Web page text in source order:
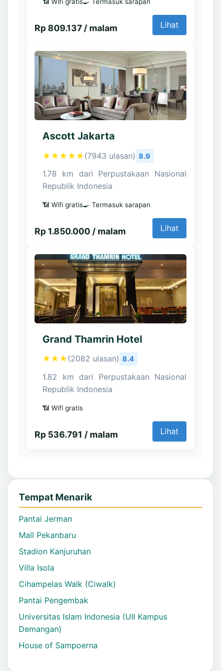
📶 Wifi gratis🍳 Termasuk sarapan
Rp 809.137 / malam Lihat
Ascott Jakarta
★★★★★(7943 ulasan) 8.9
1.78 km dari Perpustakaan Nasional
Republik Indonesia
📶 Wifi gratis🍳 Termasuk sarapan
Rp 1.850.000 / malam Lihat
Grand Thamrin Hotel
★★★(2082 ulasan) 8.4
1.82 km dari Perpustakaan Nasional
Republik Indonesia
📶 Wifi gratis
Rp 536.791 / malam Lihat
Tempat Menarik
Pantai Jerman
Mall Pekanbaru
Stadion Kanjuruhan
Villa Isola
Cihampelas Walk (Ciwalk)
Pantai Pengembak
Universitas Islam Indonesia (UII Kampus
Demangan)
House of Sampoerna